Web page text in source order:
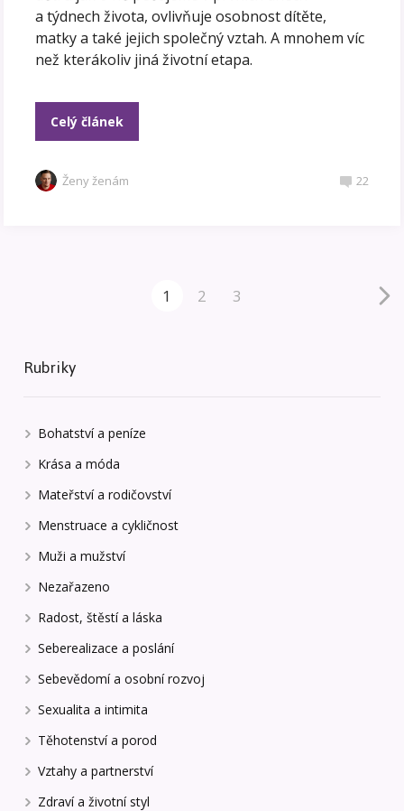
a týdnech života, ovlivňuje osobnost dítěte,
matky a také jejich společný vztah. A mnohem víc
než kterákoliv jiná životní etapa.
Celý článek
Ženy ženám 22
1 2 3
Rubriky
Bohatství a peníze
Krása a móda
Mateřství a rodičovství
Menstruace a cykličnost
Muži a mužství
Nezařazeno
Radost, štěstí a láska
Seberealizace a poslání
Sebevědomí a osobní rozvoj
Sexualita a intimita
Těhotenství a porod
Vztahy a partnerství
Zdraví a životní styl